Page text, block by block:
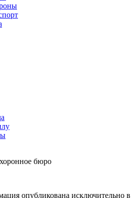
бюро
опубликована исключительно в